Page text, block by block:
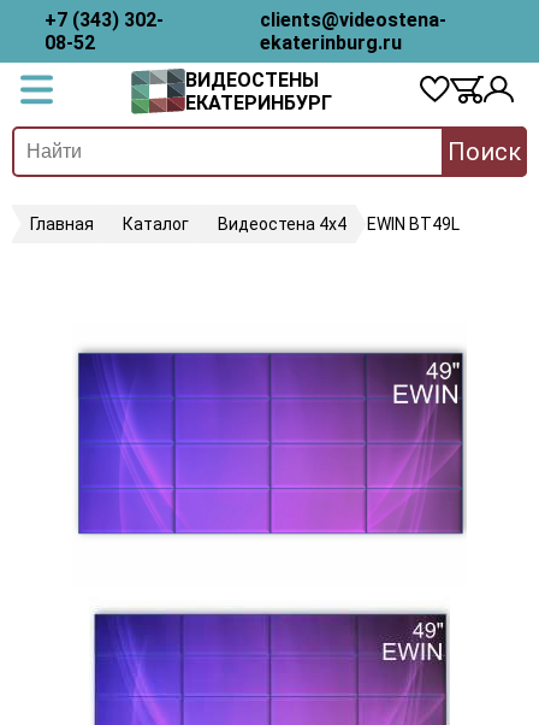
+7 (343) 302-
08-52
clients@videostena-
ekaterinburg.ru
ВИДЕОСТЕНЫ
ЕКАТЕРИНБУРГ
Поиск
Главная Каталог Видеостена 4х4 EWIN BT49L